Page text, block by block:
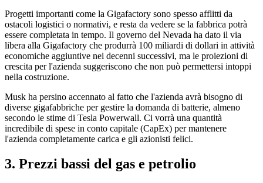
Progetti importanti come la Gigafactory sono spesso afflitti da
ostacoli logistici o normativi, e resta da vedere se la fabbrica potrà
essere completata in tempo. Il governo del Nevada ha dato il via
libera alla Gigafactory che produrrà 100 miliardi di dollari in attività
economiche aggiuntive nei decenni successivi, ma le proiezioni di
crescita per l'azienda suggeriscono che non può permettersi intoppi
nella costruzione.
Musk ha persino accennato al fatto che l'azienda avrà bisogno di
diverse gigafabbriche per gestire la domanda di batterie, almeno
secondo le stime di Tesla Powerwall. Ci vorrà una quantità
incredibile di spese in conto capitale (CapEx) per mantenere
l'azienda completamente carica e gli azionisti felici.
3. Prezzi bassi del gas e petrolio